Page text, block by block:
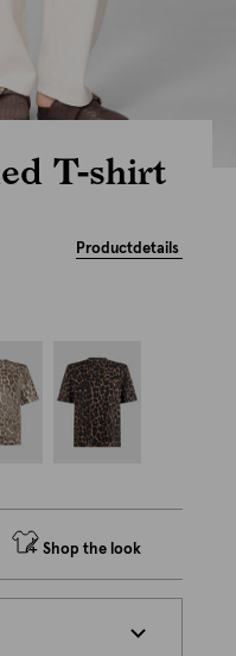
T-shirt
Productdetails
Shop the look